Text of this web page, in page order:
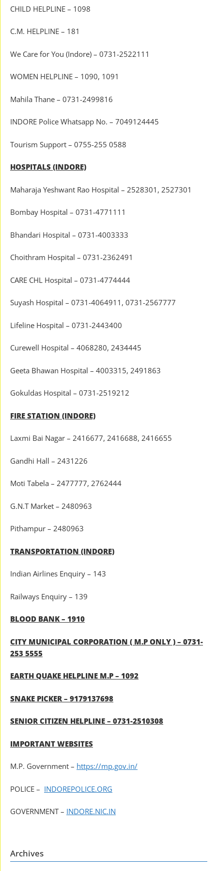
CHILD HELPLINE – 1098
C.M. HELPLINE – 181
We Care for You (Indore) – 0731-2522111
WOMEN HELPLINE – 1090, 1091
Mahila Thane – 0731-2499816
INDORE Police Whatsapp No. – 7049124445
Tourism Support – 0755-255 0588
HOSPITALS (INDORE)
Maharaja Yeshwant Rao Hospital – 2528301, 2527301
Bombay Hospital – 0731-4771111
Bhandari Hospital – 0731-4003333
Choithram Hospital – 0731-2362491
CARE CHL Hospital – 0731-4774444
Suyash Hospital – 0731-4064911, 0731-2567777
Lifeline Hospital – 0731-2443400
Curewell Hospital – 4068280, 2434445
Geeta Bhawan Hospital – 4003315, 2491863
Gokuldas Hospital – 0731-2519212
FIRE STATION (INDORE)
Laxmi Bai Nagar – 2416677, 2416688, 2416655
Gandhi Hall – 2431226
Moti Tabela – 2477777, 2762444
G.N.T Market – 2480963
Pithampur – 2480963
TRANSPORTATION (INDORE)
Indian Airlines Enquiry – 143
Railways Enquiry – 139
BLOOD BANK – 1910
CITY MUNICIPAL CORPORATION ( M.P ONLY ) – 0731-
253 5555
EARTH QUAKE HELPLINE M.P – 1092
SNAKE PICKER – 9179137698
SENIOR CITIZEN HELPLINE – 0731-2510308
IMPORTANT WEBSITES
M.P. Government – https://mp.gov.in/
POLICE – INDOREPOLICE.ORG
GOVERNMENT – INDORE.NIC.IN
Archives